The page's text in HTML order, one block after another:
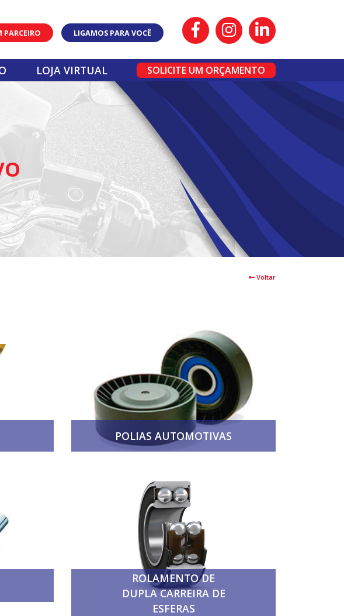
PARCEIRO LIGAMOS PARA VOCÊ
LOJA VIRTUAL SOLICITE UM ORÇAMENTO
Voltar
POLIAS AUTOMOTIVAS
ROLAMENTO DE
DUPLA CARREIRA DE
ESFERAS